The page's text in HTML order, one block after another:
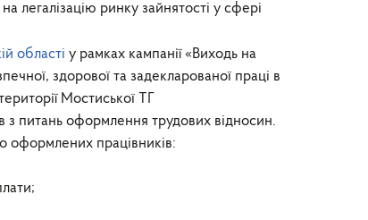
легалізацію ринку зайнятості у сфері
області у рамках кампанії «Виходь на
здорової та задекларованої праці в
Мостиської ТГ
з питань оформлення трудових відносин.
оформлених працівників: